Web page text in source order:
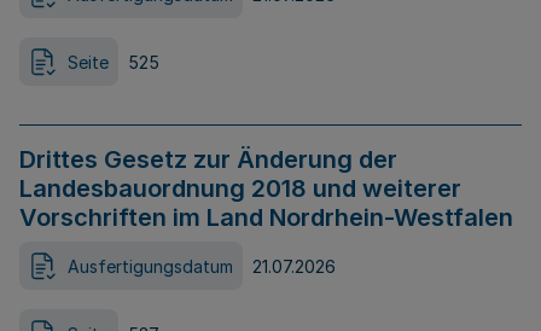
Seite 525
Drittes Gesetz zur Änderung der
Landesbauordnung 2018 und weiterer
Vorschriften im Land Nordrhein-Westfalen
Ausfertigungsdatum 21.07.2026